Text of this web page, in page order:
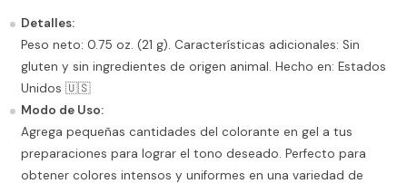
Detalles:
Peso neto: 0.75 oz. (21 g). Características adicionales: Sin
gluten y sin ingredientes de origen animal. Hecho en: Estados
Unidos 🇺🇸
Modo de Uso:
Agrega pequeñas cantidades del colorante en gel a tus
preparaciones para lograr el tono deseado. Perfecto para
obtener colores intensos y uniformes en una variedad de